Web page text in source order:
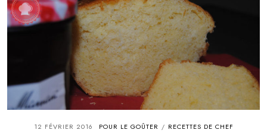
12 FÉVRIER 2016 POUR LE GOÛTER / RECETTES DE CHEF